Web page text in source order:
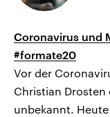
Coronavirus und
#formate20
Vor der
Christian
unbekannt.